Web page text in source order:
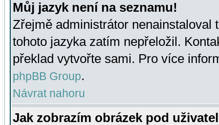
Můj jazyk není na seznamu!
Zřejmě administrátor nenainstaloval
tohoto jazyka zatím nepřeložil.
překlad vytvořte sami. Pro více
phpBB Group.
Návrat nahoru
Jak zobrazím obrázek pod